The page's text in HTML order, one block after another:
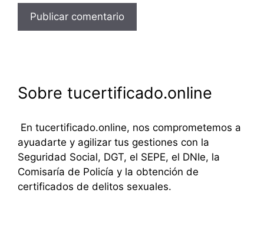
Sobre tucertificado.online
En tucertificado.online, nos comprometemos a
ayuadarte y agilizar tus gestiones con la
Seguridad Social, DGT, el SEPE, el DNIe, la
Comisaría de Policía y la obtención de
certificados de delitos sexuales.